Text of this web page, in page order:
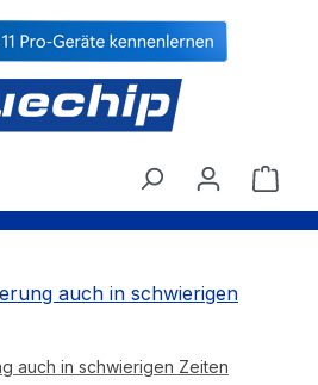
auch in schwierigen Zeiten